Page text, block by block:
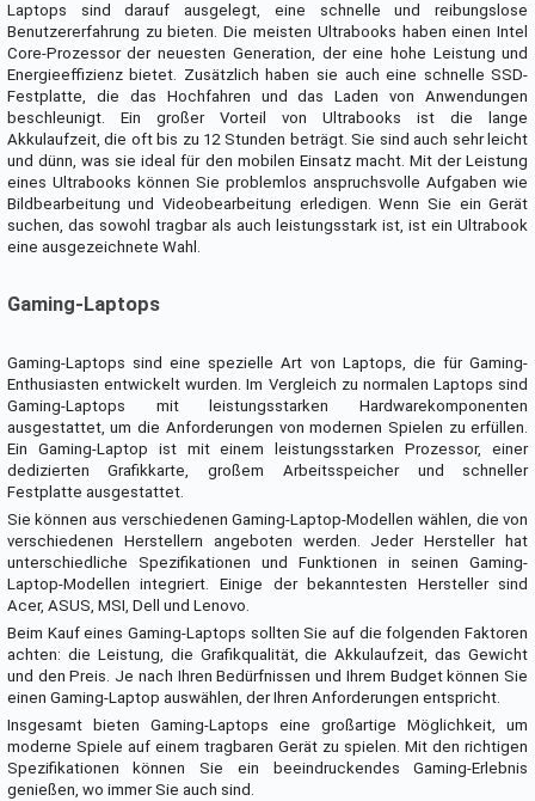
Laptops sind darauf ausgelegt, eine schnelle und reibungslose
Benutzererfahrung zu bieten. Die meisten Ultrabooks haben einen Intel
Core-Prozessor der neuesten Generation, der eine hohe Leistung und
Energieeffizienz bietet. Zusätzlich haben sie auch eine schnelle SSD-
Festplatte, die das Hochfahren und das Laden von Anwendungen
beschleunigt. Ein großer Vorteil von Ultrabooks ist die lange
Akkulaufzeit, die oft bis zu 12 Stunden beträgt. Sie sind auch sehr leicht
und dünn, was sie ideal für den mobilen Einsatz macht. Mit der Leistung
eines Ultrabooks können Sie problemlos anspruchsvolle Aufgaben wie
Bildbearbeitung und Videobearbeitung erledigen. Wenn Sie ein Gerät
suchen, das sowohl tragbar als auch leistungsstark ist, ist ein Ultrabook
eine ausgezeichnete Wahl.
Gaming-Laptops
Gaming-Laptops sind eine spezielle Art von Laptops, die für Gaming-
Enthusiasten entwickelt wurden. Im Vergleich zu normalen Laptops sind
Gaming-Laptops mit leistungsstarken Hardwarekomponenten
ausgestattet, um die Anforderungen von modernen Spielen zu erfüllen.
Ein Gaming-Laptop ist mit einem leistungsstarken Prozessor, einer
dedizierten Grafikkarte, großem Arbeitsspeicher und schneller
Festplatte ausgestattet.
Sie können aus verschiedenen Gaming-Laptop-Modellen wählen, die von
verschiedenen Herstellern angeboten werden. Jeder Hersteller hat
unterschiedliche Spezifikationen und Funktionen in seinen Gaming-
Laptop-Modellen integriert. Einige der bekanntesten Hersteller sind
Acer, ASUS, MSI, Dell und Lenovo.
Beim Kauf eines Gaming-Laptops sollten Sie auf die folgenden Faktoren
achten: die Leistung, die Grafikqualität, die Akkulaufzeit, das Gewicht
und den Preis. Je nach Ihren Bedürfnissen und Ihrem Budget können Sie
einen Gaming-Laptop auswählen, der Ihren Anforderungen entspricht.
Insgesamt bieten Gaming-Laptops eine großartige Möglichkeit, um
moderne Spiele auf einem tragbaren Gerät zu spielen. Mit den richtigen
Spezifikationen können Sie ein beeindruckendes Gaming-Erlebnis
genießen, wo immer Sie auch sind.